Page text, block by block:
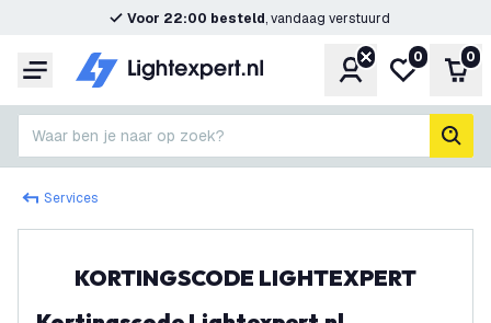
Voor 22:00 besteld, vandaag verstuurd
Menu Account
Mijn
0 0
Waar ben je naar op zoek?
Services
KORTINGSCODE LIGHTEXPERT